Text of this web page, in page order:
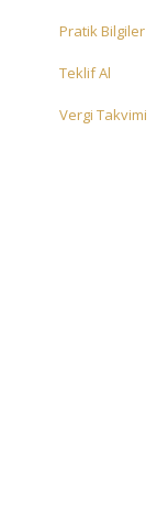
Pratik Bilgiler
Teklif Al
Vergi Takvimi